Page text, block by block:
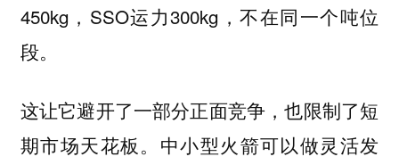
450kg，SSO运力300kg，不在同一个吨位
段。
这让它避开了一部分正面竞争，也限制了短
期市场天花板。中小型火箭可以做灵活发